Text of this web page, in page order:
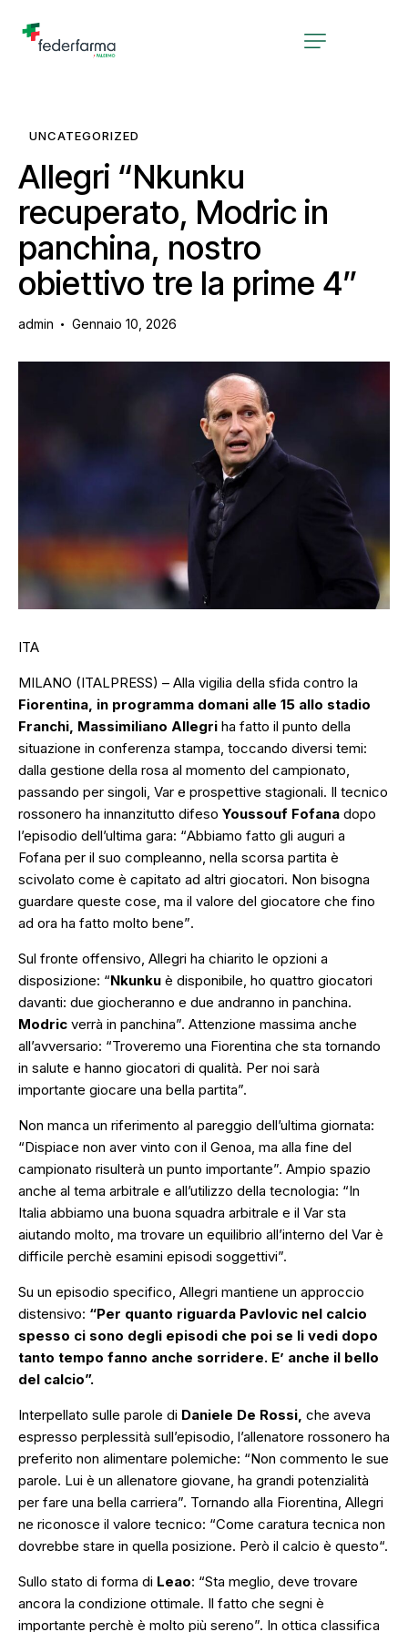
UNCATEGORIZED
Allegri “Nkunku
recuperato, Modric in
panchina, nostro
obiettivo tre la prime 4”
admin Gennaio 10, 2026
ITA
MILANO (ITALPRESS) – Alla vigilia della sfida contro la
Fiorentina, in programma domani alle 15 allo stadio
Franchi, Massimiliano Allegri ha fatto il punto della
situazione in conferenza stampa, toccando diversi temi:
dalla gestione della rosa al momento del campionato,
passando per singoli, Var e prospettive stagionali. Il tecnico
rossonero ha innanzitutto difeso Youssouf Fofana dopo
l’episodio dell’ultima gara: “Abbiamo fatto gli auguri a
Fofana per il suo compleanno, nella scorsa partita è
scivolato come è capitato ad altri giocatori. Non bisogna
guardare queste cose, ma il valore del giocatore che fino
ad ora ha fatto molto bene”.
Sul fronte offensivo, Allegri ha chiarito le opzioni a
disposizione: “Nkunku è disponibile, ho quattro giocatori
davanti: due giocheranno e due andranno in panchina.
Modric verrà in panchina”. Attenzione massima anche
all’avversario: “Troveremo una Fiorentina che sta tornando
in salute e hanno giocatori di qualità. Per noi sarà
importante giocare una bella partita”.
Non manca un riferimento al pareggio dell’ultima giornata:
“Dispiace non aver vinto con il Genoa, ma alla fine del
campionato risulterà un punto importante”. Ampio spazio
anche al tema arbitrale e all’utilizzo della tecnologia: “In
Italia abbiamo una buona squadra arbitrale e il Var sta
aiutando molto, ma trovare un equilibrio all’interno del Var è
difficile perchè esamini episodi soggettivi”.
Su un episodio specifico, Allegri mantiene un approccio
distensivo: “Per quanto riguarda Pavlovic nel calcio
spesso ci sono degli episodi che poi se li vedi dopo
tanto tempo fanno anche sorridere. E’ anche il bello
del calcio”.
Interpellato sulle parole di Daniele De Rossi, che aveva
espresso perplessità sull’episodio, l’allenatore rossonero ha
preferito non alimentare polemiche: “Non commento le sue
parole. Lui è un allenatore giovane, ha grandi potenzialità
per fare una bella carriera”. Tornando alla Fiorentina, Allegri
ne riconosce il valore tecnico: “Come caratura tecnica non
dovrebbe stare in quella posizione. Però il calcio è questo“.
Sullo stato di forma di Leao: “Sta meglio, deve trovare
ancora la condizione ottimale. Il fatto che segni è
importante perchè è molto più sereno”. In ottica classifica